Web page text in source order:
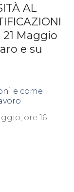
AL
21 Maggio
e su
e come
ore 16